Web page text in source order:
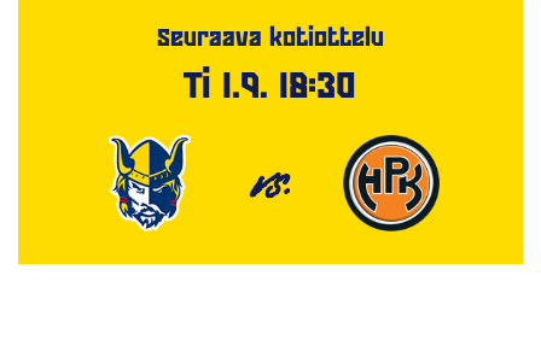
Seuraava kotiottelu
Ti 1.9. 18:30
VS.